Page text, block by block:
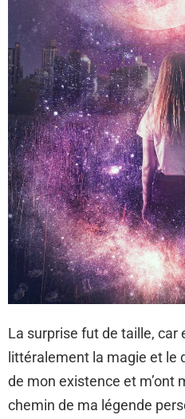
La surprise fut de taille, car
littéralement la magie et le
de mon existence et m’ont
chemin de ma légende